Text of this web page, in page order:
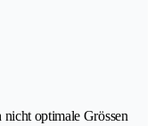
optimale Grössen